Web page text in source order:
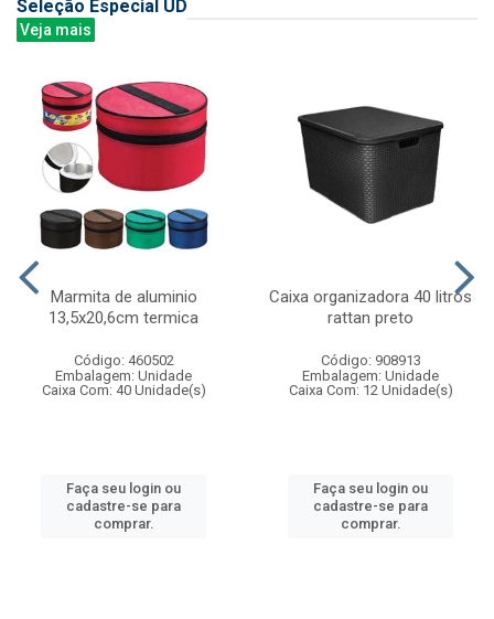
Seleção Especial UD
Veja mais
Marmita de aluminio
13,5x20,6cm termica
Código: 460502
Embalagem: Unidade
Caixa Com: 40 Unidade(s)
Faça seu login ou
cadastre-se para
comprar.
Caixa organizadora 40 litros
rattan preto
Código: 908913
Embalagem: Unidade
Caixa Com: 12 Unidade(s)
Faça seu login ou
cadastre-se para
comprar.